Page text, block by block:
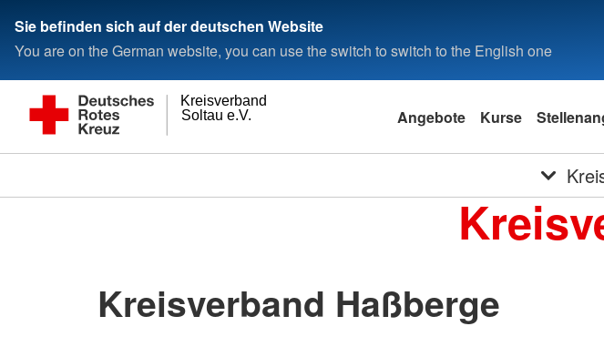
Sie befinden sich auf der deutschen Website
You are on the German website, you can use the switch to switch to the English one
Soltau e.V.
Kreisverband
Angebote Kurse
Kreisverband Haßberge